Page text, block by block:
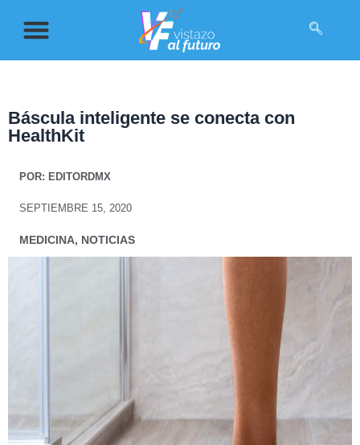
Báscula inteligente se conecta con
HealthKit
POR: EDITORDMX
SEPTIEMBRE 15, 2020
MEDICINA, NOTICIAS